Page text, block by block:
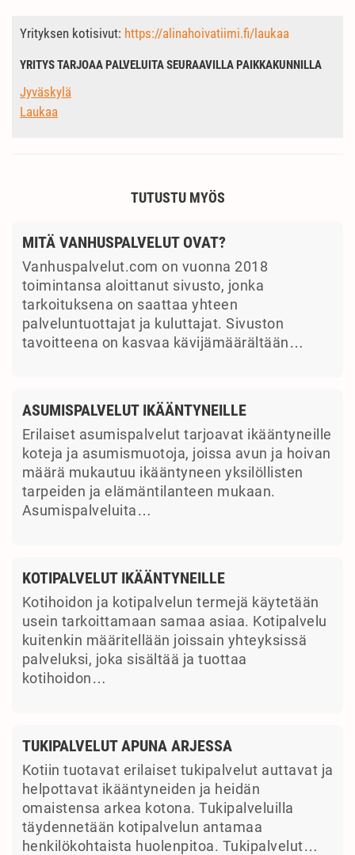
Yrityksen kotisivut: https://alinahoivatiimi.fi/laukaa
YRITYS TARJOAA PALVELUITA SEURAAVILLA PAIKKAKUNNILLA
Jyväskylä
Laukaa
TUTUSTU MYÖS
MITÄ VANHUSPALVELUT OVAT?
Vanhuspalvelut.com on vuonna 2018
toimintansa aloittanut sivusto, jonka
tarkoituksena on saattaa yhteen
palveluntuottajat ja kuluttajat. Sivuston
tavoitteena on kasvaa kävijämäärältään…
ASUMISPALVELUT IKÄÄNTYNEILLE
Erilaiset asumispalvelut tarjoavat ikääntyneille
koteja ja asumismuotoja, joissa avun ja hoivan
määrä mukautuu ikääntyneen yksilöllisten
tarpeiden ja elämäntilanteen mukaan.
Asumispalveluita…
KOTIPALVELUT IKÄÄNTYNEILLE
Kotihoidon ja kotipalvelun termejä käytetään
usein tarkoittamaan samaa asiaa. Kotipalvelu
kuitenkin määritellään joissain yhteyksissä
palveluksi, joka sisältää ja tuottaa
kotihoidon…
TUKIPALVELUT APUNA ARJESSA
Kotiin tuotavat erilaiset tukipalvelut auttavat ja
helpottavat ikääntyneiden ja heidän
omaistensa arkea kotona. Tukipalveluilla
täydennetään kotipalvelun antamaa
henkilökohtaista huolenpitoa. Tukipalvelut…